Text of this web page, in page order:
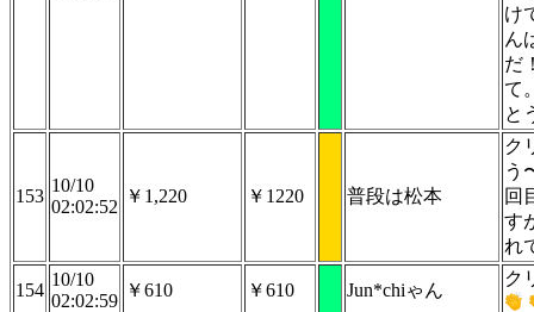
け
ん
だ
て
と
153
10/10
02:02:52
￥1,220 ￥1220 普段は松本
ク
う
回
す
れ
154
10/10
02:02:59
￥610 ￥610 Jun*chiゃん
ク